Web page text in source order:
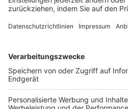
FOLGE DEM BFV
TOP-VEREINE